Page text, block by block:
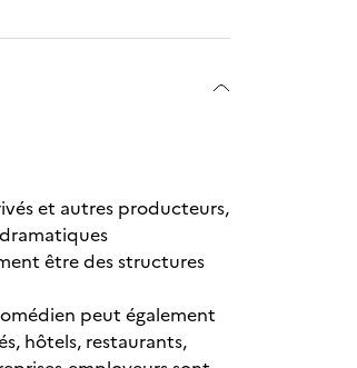
et autres producteurs,
être des structures
peut également
hôtels, restaurants,